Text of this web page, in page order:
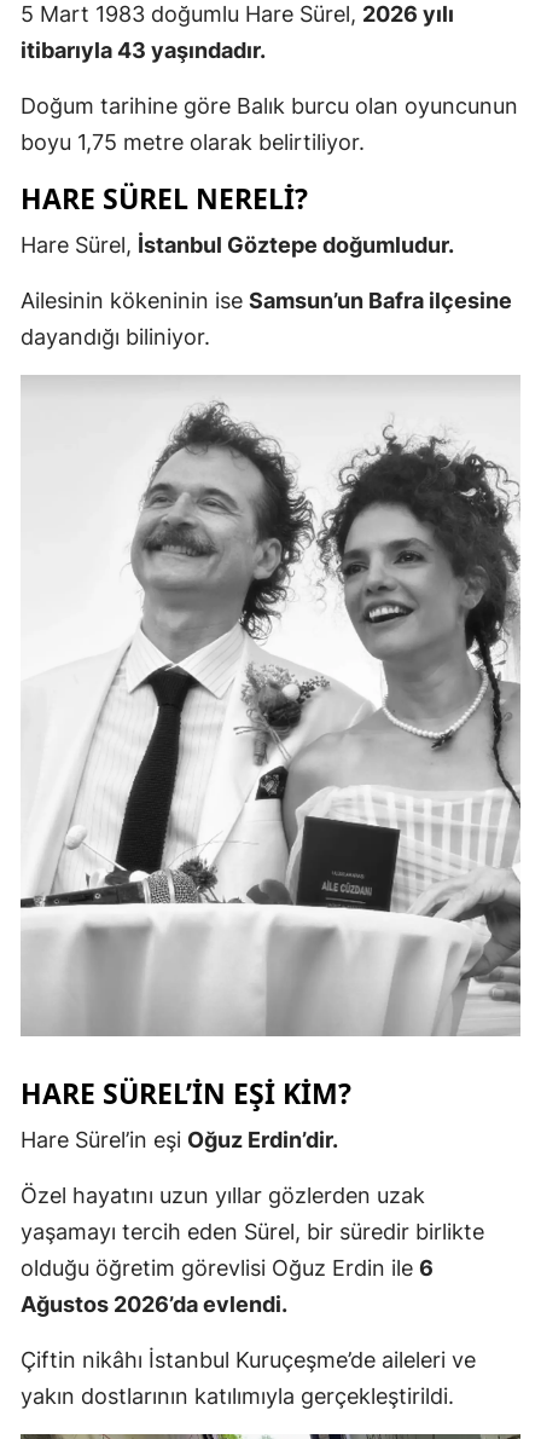
5 Mart 1983 doğumlu Hare Sürel, 2026 yılı
itibarıyla 43 yaşındadır.
Doğum tarihine göre Balık burcu olan oyuncunun
boyu 1,75 metre olarak belirtiliyor.
HARE SÜREL NERELI?
Hare Sürel, İstanbul Göztepe doğumludur.
Ailesinin kökeninin ise Samsun’un Bafra ilçesine
dayandığı biliniyor.
HARE SÜREL’IN EŞI KIM?
Hare Sürel’in eşi Oğuz Erdin’dir.
Özel hayatını uzun yıllar gözlerden uzak
yaşamayı tercih eden Sürel, bir süredir birlikte
olduğu öğretim görevlisi Oğuz Erdin ile 6
Ağustos 2026’da evlendi.
Çiftin nikâhı İstanbul Kuruçeşme’de aileleri ve
yakın dostlarının katılımıyla gerçekleştirildi.